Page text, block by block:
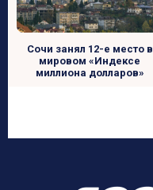
Сочи занял 12-е место в
мировом «Индексе
миллиона долларов»